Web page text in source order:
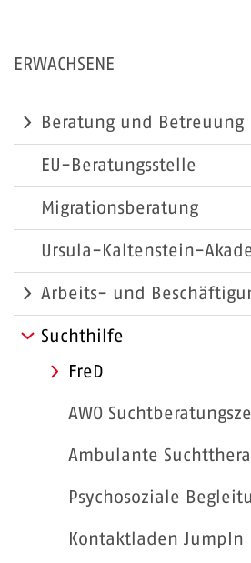
ERWACHSENE
Beratung und Betreuung
EU-Beratungsstelle
Migrationsberatung
Ursula-Kaltenstein-
Arbeits- und
Suchthilfe
FreD
AWO
Ambulante
Psychosoziale
Kontaktladen JumpIn